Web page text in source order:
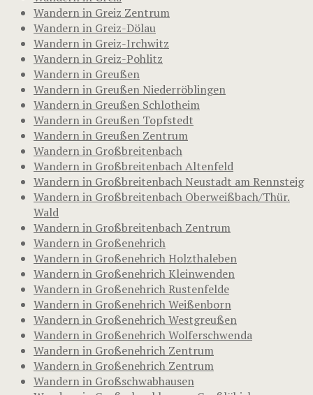
Wandern in Greiz Zentrum
Wandern in Greiz-Dölau
Wandern in Greiz-Irchwitz
Wandern in Greiz-Pohlitz
Wandern in Greußen
Wandern in Greußen Niederröblingen
Wandern in Greußen Schlotheim
Wandern in Greußen Topfstedt
Wandern in Greußen Zentrum
Wandern in Großbreitenbach
Wandern in Großbreitenbach Altenfeld
Wandern in Großbreitenbach Neustadt am Rennsteig
Wandern in Großbreitenbach Oberweißbach/Thür.
Wald
Wandern in Großbreitenbach Zentrum
Wandern in Großenehrich
Wandern in Großenehrich Holzthaleben
Wandern in Großenehrich Kleinwenden
Wandern in Großenehrich Rustenfelde
Wandern in Großenehrich Weißenborn
Wandern in Großenehrich Westgreußen
Wandern in Großenehrich Wolferschwenda
Wandern in Großenehrich Zentrum
Wandern in Großenehrich Zentrum
Wandern in Großschwabhausen